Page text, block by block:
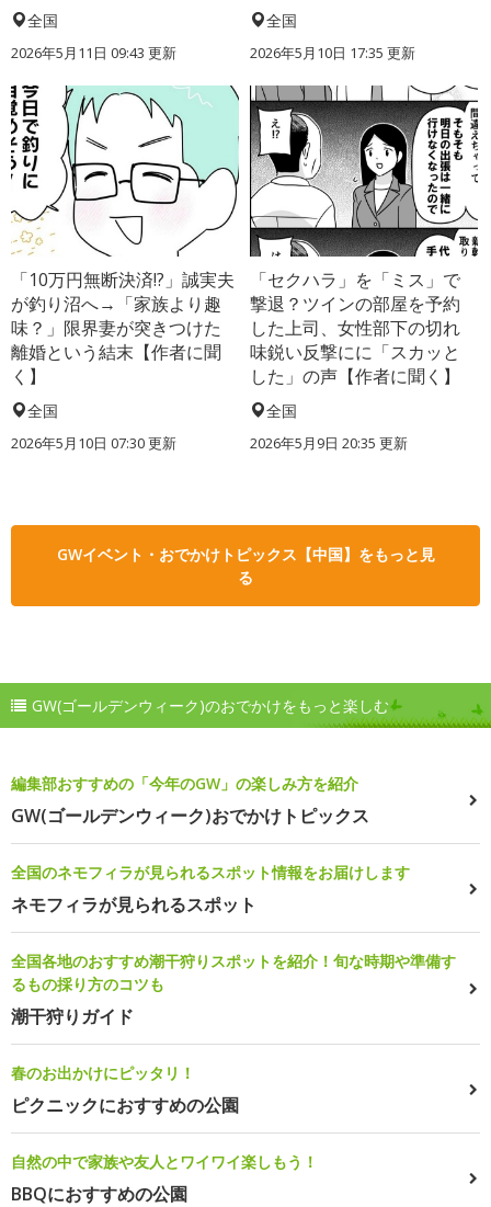
全国
2026年5月11日 09:43 更新
全国
2026年5月10日 17:35 更新
「10万円無断決済!?」誠実夫
が釣り沼へ→「家族より趣
味？」限界妻が突きつけた
離婚という結末【作者に聞
く】
全国
2026年5月10日 07:30 更新
「セクハラ」を「ミス」で
撃退？ツインの部屋を予約
した上司、女性部下の切れ
味鋭い反撃にに「スカッと
した」の声【作者に聞く】
全国
2026年5月9日 20:35 更新
GWイベント・おでかけトピックス【中国】をもっと見
る
GW(ゴールデンウィーク)のおでかけをもっと楽しむ
編集部おすすめの「今年のGW」の楽しみ方を紹介
GW(ゴールデンウィーク)おでかけトピックス
全国のネモフィラが見られるスポット情報をお届けします
ネモフィラが見られるスポット
全国各地のおすすめ潮干狩りスポットを紹介！旬な時期や準備す
るもの採り方のコツも
潮干狩りガイド
春のお出かけにピッタリ！
ピクニックにおすすめの公園
自然の中で家族や友人とワイワイ楽しもう！
BBQにおすすめの公園